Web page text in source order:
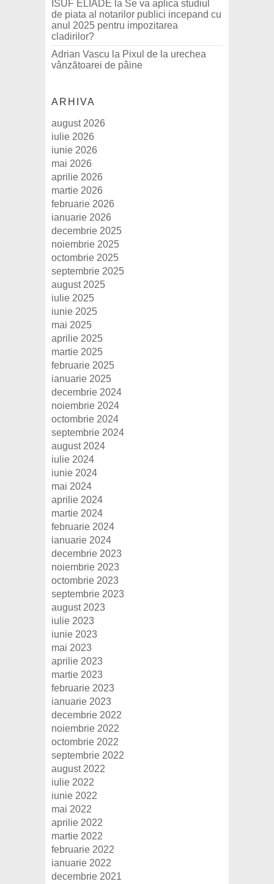
ISUF ELIADE la Se va aplica studiul
de piata al notarilor publici incepand cu
anul 2025 pentru impozitarea
cladirilor?
Adrian Vascu la Pixul de la urechea
vânzătoarei de pâine
ARHIVA
august 2026
iulie 2026
iunie 2026
mai 2026
aprilie 2026
martie 2026
februarie 2026
ianuarie 2026
decembrie 2025
noiembrie 2025
octombrie 2025
septembrie 2025
august 2025
iulie 2025
iunie 2025
mai 2025
aprilie 2025
martie 2025
februarie 2025
ianuarie 2025
decembrie 2024
noiembrie 2024
octombrie 2024
septembrie 2024
august 2024
iulie 2024
iunie 2024
mai 2024
aprilie 2024
martie 2024
februarie 2024
ianuarie 2024
decembrie 2023
noiembrie 2023
octombrie 2023
septembrie 2023
august 2023
iulie 2023
iunie 2023
mai 2023
aprilie 2023
martie 2023
februarie 2023
ianuarie 2023
decembrie 2022
noiembrie 2022
octombrie 2022
septembrie 2022
august 2022
iulie 2022
iunie 2022
mai 2022
aprilie 2022
martie 2022
februarie 2022
ianuarie 2022
decembrie 2021